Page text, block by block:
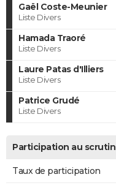
Gaël Coste-Meunier
Liste Divers
Hamada Traoré
Liste Divers
Laure Patas d'Illiers
Liste Divers
Patrice Grudé
Liste Divers
Participation au scrutin
Taux de participation